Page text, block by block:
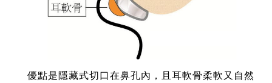
優點是隱藏式切口在鼻孔內，且耳軟骨柔軟又自然